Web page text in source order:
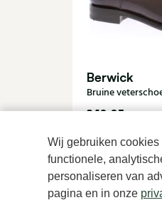
Wij gebruiken
functionele,
personaliseren van
pagina en in onze
Berwick
Bruine
249,95